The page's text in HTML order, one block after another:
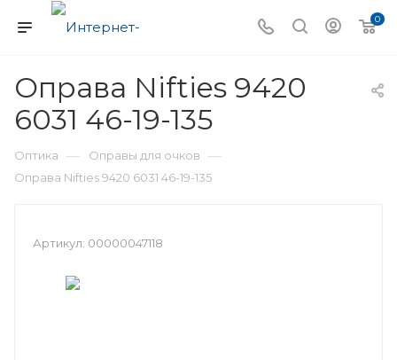
0
Оправа Nifties 9420
6031 46-19-135
Оптика — Оправы для очков —
Оправа Nifties 9420 6031 46-19-135
Артикул: 00000047118